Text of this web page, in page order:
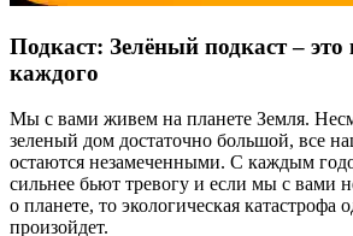
Подкаст: Зелёный подкаст – это
каждого
Мы с вами живем на планете Земля.
зеленый дом достаточно большой, все
остаются незамеченными. С каждым
сильнее бьют тревогу и если мы с вами
о планете, то экологическая катастрофа
произойдет.